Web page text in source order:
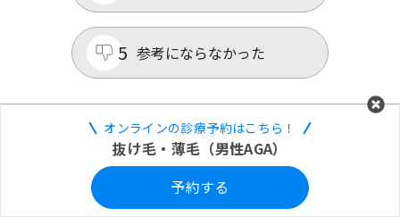
参考にならなかった
5
この記事を見ている方は 他の関連記
事も見ています
オンラインの診療予約はこちら！
抜け毛・薄毛（男性AGA）
予約する